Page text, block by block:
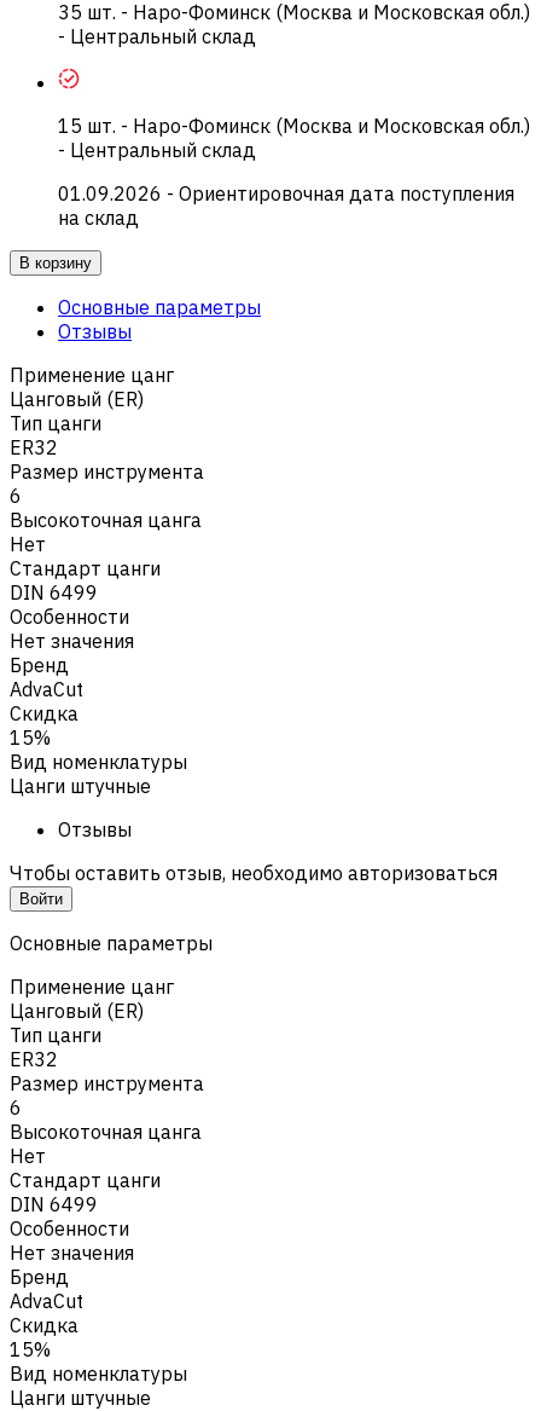
35 шт. - Наро-Фоминск (Москва и Московская обл.)
- Центральный склад
15 шт. - Наро-Фоминск (Москва и Московская обл.)
- Центральный склад
01.09.2026 - Ориентировочная дата поступления
на склад
В корзину
Основные параметры
Отзывы
Применение цанг
Цанговый (ER)
Тип цанги
ER32
Размер инструмента
6
Высокоточная цанга
Нет
Стандарт цанги
DIN 6499
Особенности
Нет значения
Бренд
AdvaCut
Скидка
15%
Вид номенклатуры
Цанги штучные
Отзывы
Чтобы оставить отзыв, необходимо авторизоваться
Войти
Основные параметры
Применение цанг
Цанговый (ER)
Тип цанги
ER32
Размер инструмента
6
Высокоточная цанга
Нет
Стандарт цанги
DIN 6499
Особенности
Нет значения
Бренд
AdvaCut
Скидка
15%
Вид номенклатуры
Цанги штучные